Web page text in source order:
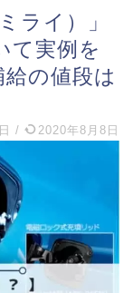
ライ）」
て実例を
の値段は
/ 2020年8月8日